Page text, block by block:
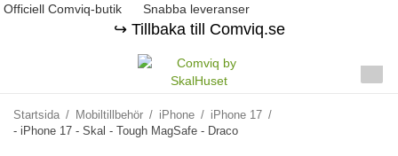
Officiell Comviq-butik Snabba leveranser
↪️ Tillbaka till Comviq.se
Startsida / Mobiltillbehör / iPhone / iPhone 17 /
- iPhone 17 - Skal - Tough MagSafe - Draco